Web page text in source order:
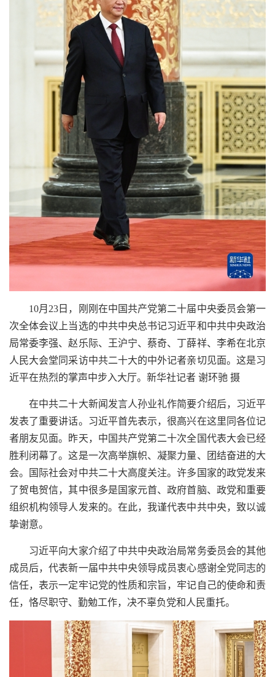
10月23日，刚刚在中国共产党第二十届中央委员会第一
次全体会议上当选的中共中央总书记习近平和中共中央政治
局常委李强、赵乐际、王沪宁、蔡奇、丁薛祥、李希在北京
人民大会堂同采访中共二十大的中外记者亲切见面。这是习
近平在热烈的掌声中步入大厅。新华社记者 谢环驰 摄
在中共二十大新闻发言人孙业礼作简要介绍后，习近平
发表了重要讲话。习近平首先表示，很高兴在这里同各位记
者朋友见面。昨天，中国共产党第二十次全国代表大会已经
胜利闭幕了。这是一次高举旗帜、凝聚力量、团结奋进的大
会。国际社会对中共二十大高度关注。许多国家的政党发来
了贺电贺信，其中很多是国家元首、政府首脑、政党和重要
组织机构领导人发来的。在此，我谨代表中共中央，致以诚
挚谢意。
习近平向大家介绍了中共中央政治局常务委员会的其他
成员后，代表新一届中共中央领导成员衷心感谢全党同志的
信任，表示一定牢记党的性质和宗旨，牢记自己的使命和责
任，恪尽职守、勤勉工作，决不辜负党和人民重托。